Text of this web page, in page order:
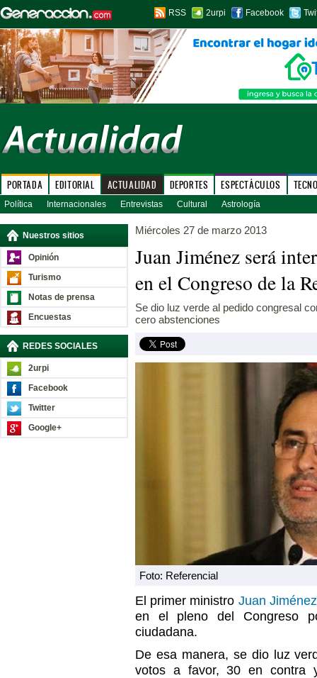
RSS 2urpi Facebook
PORTADA EDITORIAL ACTUALIDAD DEPORTES ESPECTÁCULOS
Política Internacionales Entrevistas Cultural Astrología
Nuestros sitios
Opinión
Turismo
Notas de prensa
Encuestas
REDES SOCIALES
2urpi
Facebook
Twitter
Google+
Miércoles 27 de marzo 2013
Juan Jiménez será
en el Congreso de la
Se dio luz verde al pedido congresal
cero abstenciones
Foto: Referencial
El primer ministro Juan
en el pleno del Congreso
ciudadana.
De esa manera, se dio luz
votos a favor, 30 en contra